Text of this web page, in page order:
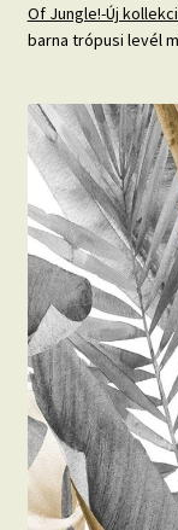
Népszerű
Tapéta BLOG
Mi az a
Tapétázási
Beton hatású
Kapcsolat
Of Jungle!-Új
barna trópusi levél